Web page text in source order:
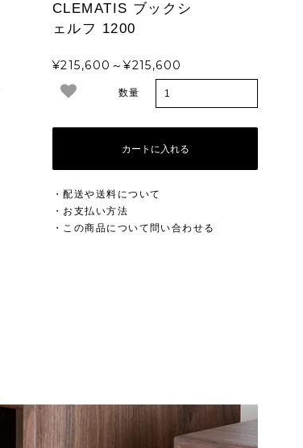
CLEMATIS ブックシ
ェルフ 1200
¥215,600～¥215,600
数量
カートに入れる
・配送や送料について
・お支払い方法
・この商品について問い合わせる